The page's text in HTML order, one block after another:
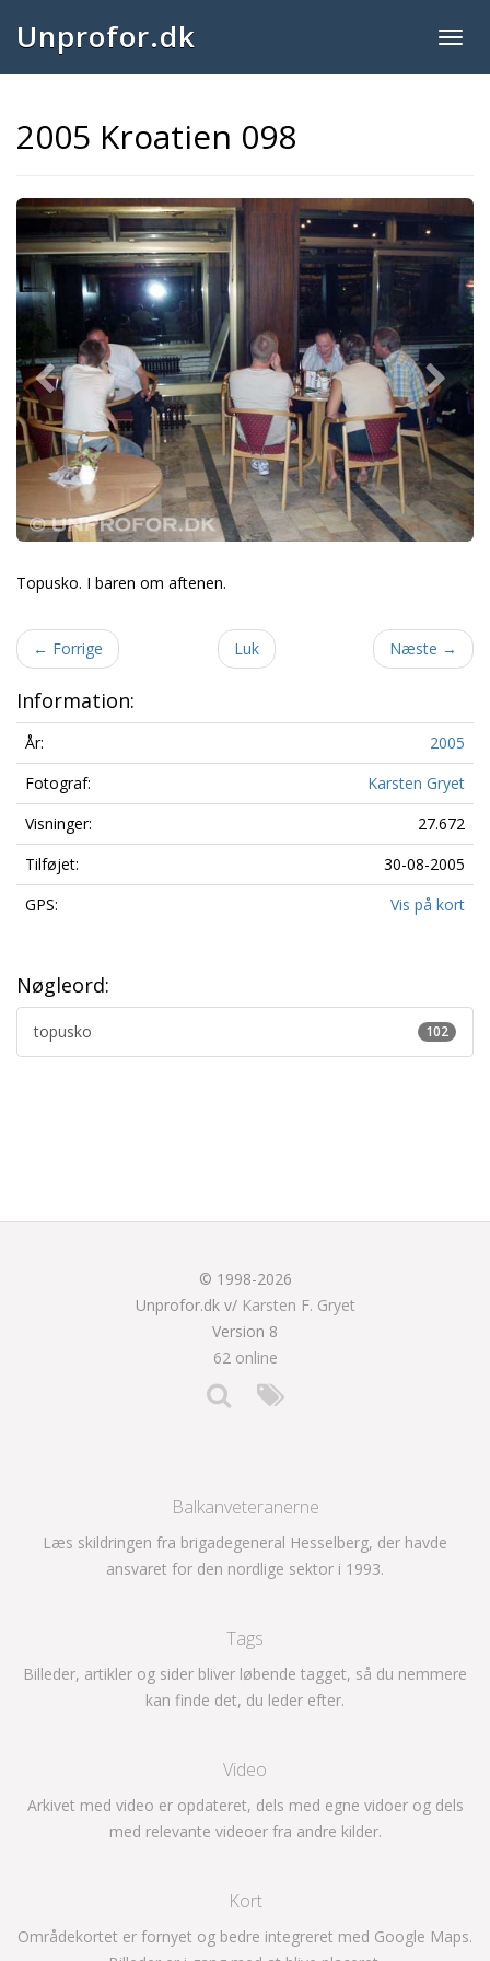
Unprofor.dk
2005 Kroatien 098
Previous Next
Topusko. I baren om aftenen.
← Forrige Luk Næste →
Information:
År:
2005
Fotograf:
Karsten Gryet
Visninger:
27.672
Tilføjet:
30-08-2005
GPS:
Vis på kort
Nøgleord:
102
topusko
© 1998-2026
Unprofor.dk v/ Karsten F. Gryet
Version 8
62 online
Balkanveteranerne
Læs skildringen fra brigadegeneral Hesselberg, der havde
ansvaret for den nordlige sektor i 1993.
Tags
Billeder, artikler og sider bliver løbende tagget, så du nemmere
kan finde det, du leder efter.
Video
Arkivet med video er opdateret, dels med egne vidoer og dels
med relevante videoer fra andre kilder.
Kort
Områdekortet er fornyet og bedre integreret med Google Maps.